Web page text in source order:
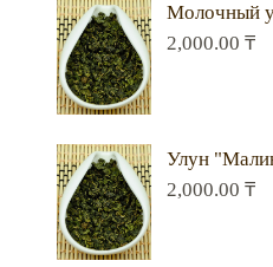
Молочный
2,000.00 ₸
Улун
2,000.00 ₸